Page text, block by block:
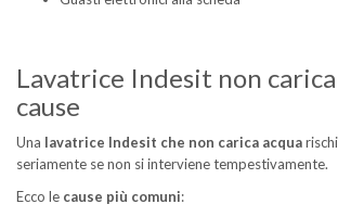
Lavatrice Indesit non carica
cause
Una lavatrice Indesit che non carica acqua
seriamente se non si interviene tempestivamente.
Ecco le cause più comuni: